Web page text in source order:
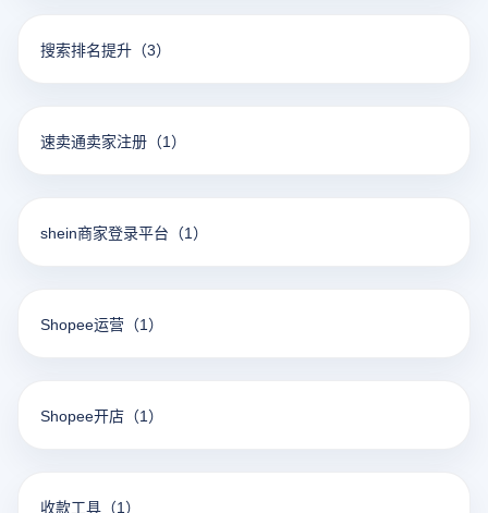
搜索排名提升 （3）
速卖通卖家注册 （1）
shein商家登录平台 （1）
Shopee运营 （1）
Shopee开店 （1）
收款工具 （1）